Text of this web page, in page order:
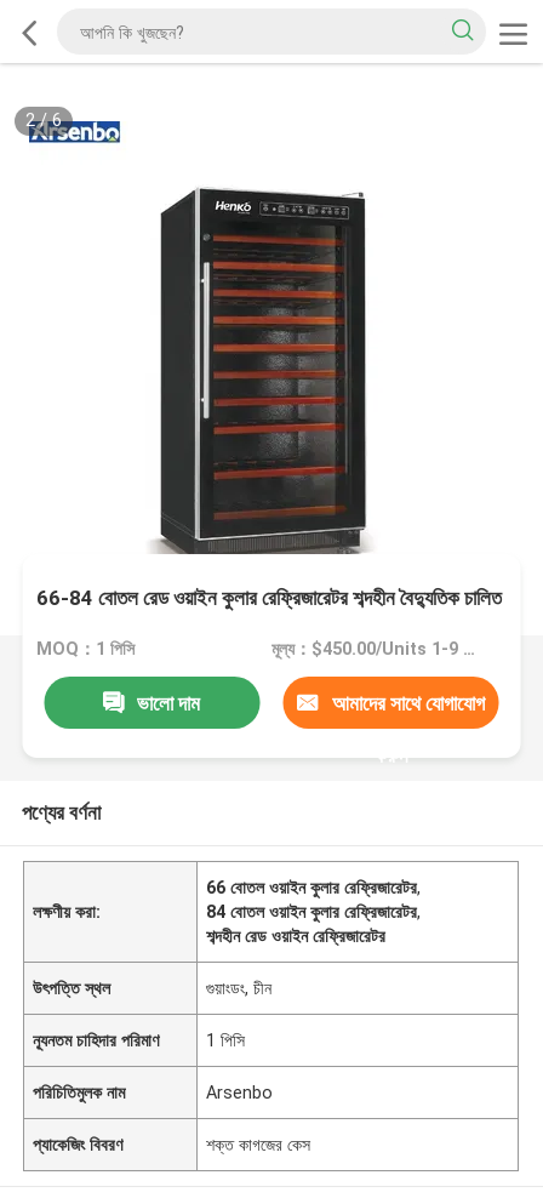
2/6
66-84 বোতল রেড ওয়াইন কুলার রেফ্রিজারেটর শব্দহীন বৈদ্যুতিক চালিত
MOQ：1 পিসি মূল্য：$450.00/Units 1-9 Units
ভালো দাম আমাদের সাথে যোগাযোগ
করুন
পণ্যের বর্ণনা
লক্ষণীয় করা:
66 বোতল ওয়াইন কুলার রেফ্রিজারেটর,
84 বোতল ওয়াইন কুলার রেফ্রিজারেটর,
শব্দহীন রেড ওয়াইন রেফ্রিজারেটর
উৎপত্তি স্থল গুয়াংডং, চীন
ন্যূনতম চাহিদার পরিমাণ 1 পিসি
পরিচিতিমুলক নাম Arsenbo
প্যাকেজিং বিবরণ শক্ত কাগজের কেস